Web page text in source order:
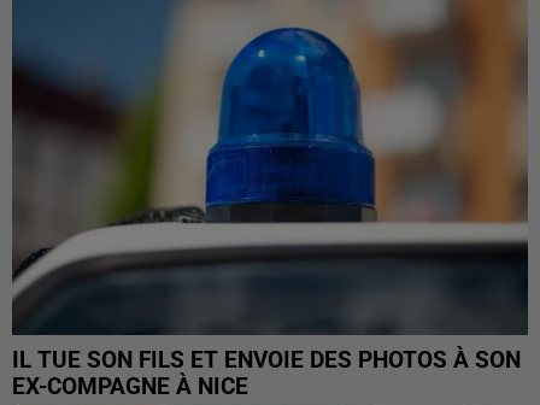
IL TUE SON FILS ET ENVOIE DES PHOTOS À SON
EX-COMPAGNE À NICE